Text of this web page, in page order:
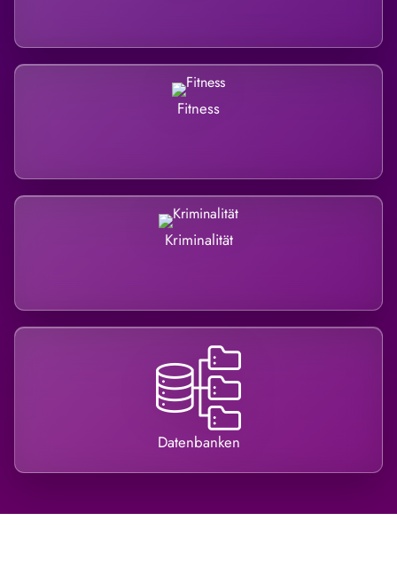
Fitness
Kriminalität
Datenbanken